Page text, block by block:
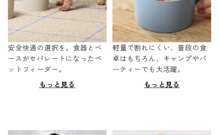
安全快適の選択を。食器とベ
ースがセパレートになったペ
ットフィーダー。
もっと見る
軽量で割れにくい、普段の食
卓はもちろん、キャンプやパ
ーティーでも大活躍。
もっと見る